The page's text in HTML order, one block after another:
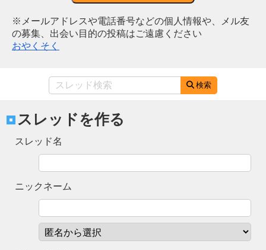
※メールアドレスや電話番号などの個人情報や、メル友
の募集、出会い目的の投稿はご遠慮ください
おやくそく
検索
スレッドを作る
スレッド名
ニックネーム